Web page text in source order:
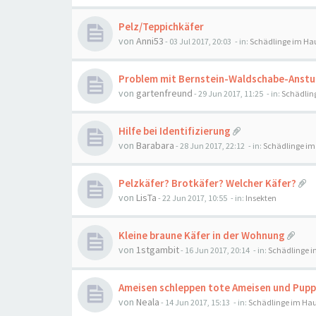
Pelz/Teppichkäfer
von Anni53 - 03 Jul 2017, 20:03 - in: Schädlinge im
Problem mit Bernstein-Waldschabe-
von gartenfreund - 29 Jun 2017, 11:25 - in:
Hilfe bei Identifizierung
von Barabara - 28 Jun 2017, 22:12 - in: Schädlinge
Pelzkäfer? Brotkäfer? Welcher Käfer?
von LisTa - 22 Jun 2017, 10:55 - in: Insekten
Kleine braune Käfer in der Wohnung
von 1stgambit- 16 Jun 2017, 20:14 - in: Schädlinge
Ameisen schleppen tote Ameisen und
von Neala - 14 Jun 2017, 15:13 - in: Schädlinge im